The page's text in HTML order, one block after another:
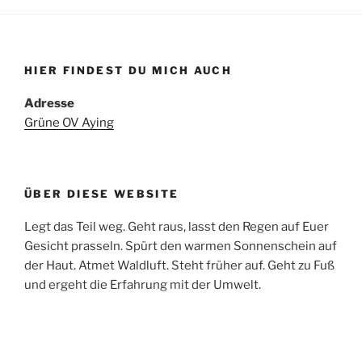
HIER FINDEST DU MICH AUCH
Adresse
Grüne OV Aying
ÜBER DIESE WEBSITE
Legt das Teil weg. Geht raus, lasst den Regen auf Euer
Gesicht prasseln. Spürt den warmen Sonnenschein auf
der Haut. Atmet Waldluft. Steht früher auf. Geht zu Fuß
und ergeht die Erfahrung mit der Umwelt.